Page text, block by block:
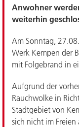
Anwohner
weiterhin
Am Sonntag,
Werk Kempen der
mit Folgebrand in
Aufgrund der
Rauchwolke in
Stadtgebiet von
sich nicht im Freien